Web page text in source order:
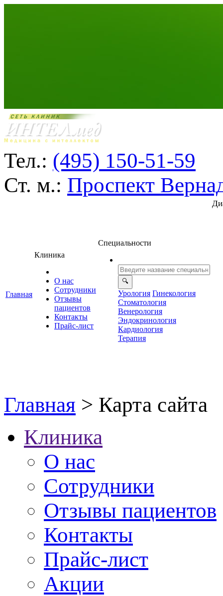
Тел.: (495) 150-51-59
Ст. м.: Проспект
Главная
Клиника
О нас
Сотрудники
Отзывы
ациенто
Контакты
Прайс-лист
Специальности
Урология Гинекология
Стоматология
енерология
Эндокринология
Кардиология
Терапия
Главная > Карта сайта
Клиника
О нас
Сотрудники
Отзывы пациенто
Контакты
Прайс-лист
Акции